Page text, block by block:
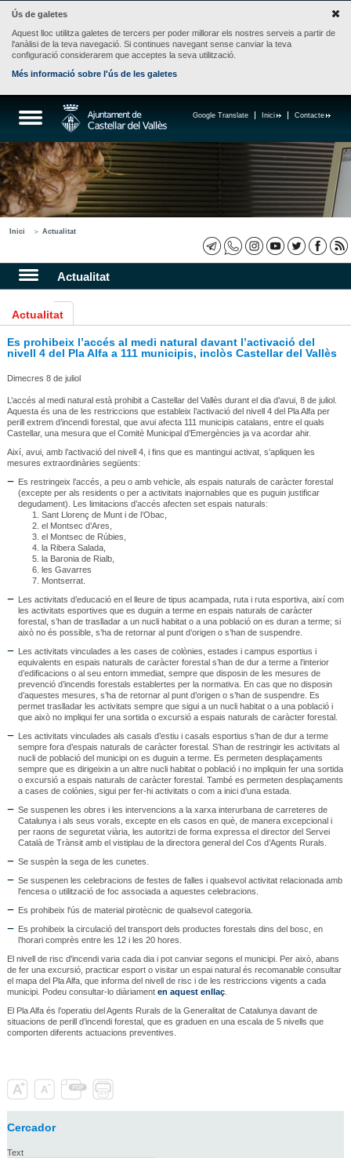
Ús de galetes
Aquest lloc utilitza galetes de tercers per poder millorar els nostres serveis a partir de
l'anàlisi de la teva navegació. Si continues navegant sense canviar la teva
configuració considerarem que acceptes la seva utilització.
Més informació sobre l'ús de les galetes
Contacte
Inici
Google Translate
Inici Actualitat
Actualitat
Actualitat
Es prohibeix l’accés al medi natural davant l’activació del
nivell 4 del Pla Alfa a 111 municipis, inclòs Castellar del Vallès
Dimecres 8 de juliol
L’accés al medi natural està prohibit a Castellar del Vallès durant el dia d’avui, 8 de juliol.
Aquesta és una de les restriccions que estableix l’activació del nivell 4 del Pla Alfa per
perill extrem d’incendi forestal, que avui afecta 111 municipis catalans, entre el quals
Castellar, una mesura que el Comitè Municipal d’Emergències ja va acordar ahir.
Així, avui, amb l’activació del nivell 4, i fins que es mantingui activat, s’apliquen les
mesures extraordinàries següents:
Es restringeix l’accés, a peu o amb vehicle, als espais naturals de caràcter forestal
(excepte per als residents o per a activitats inajornables que es puguin justificar
degudament). Les limitacions d’accés afecten set espais naturals:
Sant Llorenç de Munt i de l’Obac,
el Montsec d’Ares,
el Montsec de Rúbies,
la Ribera Salada,
la Baronia de Rialb,
les Gavarres
Montserrat.
Les activitats d’educació en el lleure de tipus acampada, ruta i ruta esportiva, així com
les activitats esportives que es duguin a terme en espais naturals de caràcter
forestal, s’han de traslladar a un nucli habitat o a una població on es duran a terme; si
això no és possible, s’ha de retornar al punt d’origen o s’han de suspendre.
Les activitats vinculades a les cases de colònies, estades i campus esportius i
equivalents en espais naturals de caràcter forestal s’han de dur a terme a l’interior
d’edificacions o al seu entorn immediat, sempre que disposin de les mesures de
prevenció d’incendis forestals establertes per la normativa. En cas que no disposin
d’aquestes mesures, s’ha de retornar al punt d’origen o s’han de suspendre. Es
permet traslladar les activitats sempre que sigui a un nucli habitat o a una població i
que això no impliqui fer una sortida o excursió a espais naturals de caràcter forestal.
Les activitats vinculades als casals d’estiu i casals esportius s’han de dur a terme
sempre fora d’espais naturals de caràcter forestal. S’han de restringir les activitats al
nucli de població del municipi on es duguin a terme. Es permeten desplaçaments
sempre que es dirigeixin a un altre nucli habitat o població i no impliquin fer una sortida
o excursió a espais naturals de caràcter forestal. També es permeten desplaçaments
a cases de colònies, sigui per fer-hi activitats o com a inici d’una estada.
Se suspenen les obres i les intervencions a la xarxa interurbana de carreteres de
Catalunya i als seus vorals, excepte en els casos en què, de manera excepcional i
per raons de seguretat viària, les autoritzi de forma expressa el director del Servei
Català de Trànsit amb el vistiplau de la directora general del Cos d’Agents Rurals.
Se suspèn la sega de les cunetes.
Se suspenen les celebracions de festes de falles i qualsevol activitat relacionada amb
l'encesa o utilització de foc associada a aquestes celebracions.
Es prohibeix l'ús de material pirotècnic de qualsevol categoria.
Es prohibeix la circulació del transport dels productes forestals dins del bosc, en
l’horari comprès entre les 12 i les 20 hores.
El nivell de risc d'incendi varia cada dia i pot canviar segons el municipi. Per això, abans
de fer una excursió, practicar esport o visitar un espai natural és recomanable consultar
el mapa del Pla Alfa, que informa del nivell de risc i de les restriccions vigents a cada
municipi. Podeu consultar-lo diàriament en aquest enllaç.
El Pla Alfa és l’operatiu del Agents Rurals de la Generalitat de Catalunya davant de
situacions de perill d’incendi forestal, que es graduen en una escala de 5 nivells que
comporten diferents actuacions preventives.
Cercador
Text